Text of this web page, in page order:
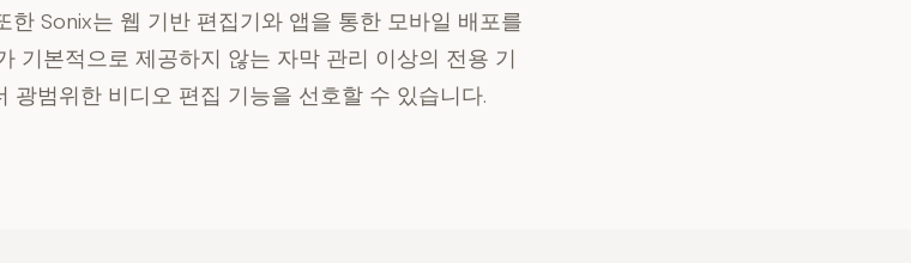
한 Sonix는 웹 기반 편집기와 앱을 통한 모바일 배포를
기본적으로 제공하지 않는 자막 관리 이상의 전용 기
광범위한 비디오 편집 기능을 선호할 수 있습니다.